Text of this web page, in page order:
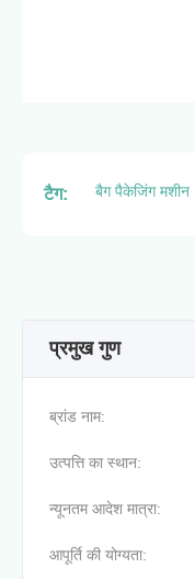
टैग: बैग पैकेजिंग मशीन
प्रमुख गुण
ब्रांड नाम:
उत्पत्ति का स्थान:
न्यूनतम आदेश मात्रा:
आपूर्ति की योग्यता: